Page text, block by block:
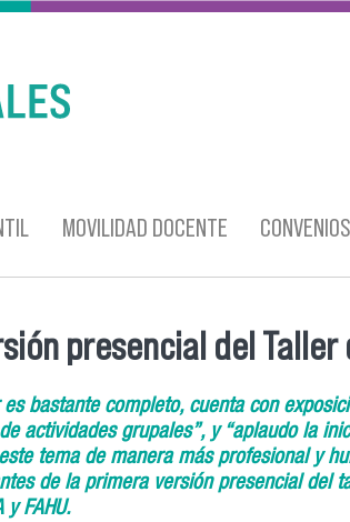
MOVILIDAD DOCENTE
presencial del
es bastante completo, cuenta con
actividades grupales”, y “aplaudo la
tema de manera más profesional y
de la primera versión presencial del
y FAHU.